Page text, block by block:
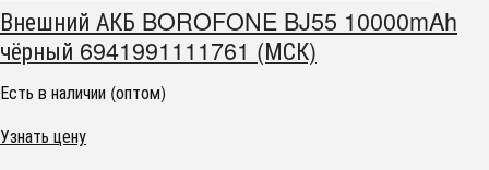
Внешний АКБ BOROFONE BJ55 10000mAh
чёрный 6941991111761 (МСК)
Есть в наличии (оптом)
Узнать цену